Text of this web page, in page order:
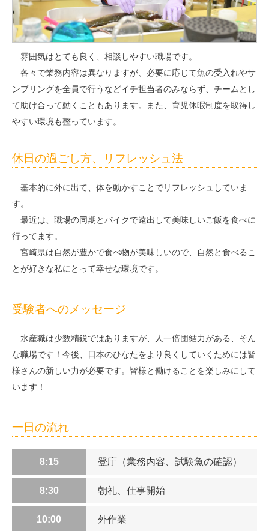
雰囲気はとても良く、相談しやすい職場です。
各々で業務内容は異なりますが、必要に応じて魚の受入れやサ
ンプリングを全員で行うなどイチ担当者のみならず、チームとし
て助け合って動くこともあります。また、育児休暇制度を取得し
やすい環境も整っています。
休日の過ごし方、リフレッシュ法
基本的に外に出て、体を動かすことでリフレッシュしていま
す。
最近は、職場の同期とバイクで遠出して美味しいご飯を食べに
行ってます。
宮崎県は自然が豊かで食べ物が美味しいので、自然と食べるこ
とが好きな私にとって幸せな環境です。
受験者へのメッセージ
水産職は少数精鋭ではありますが、人一倍団結力がある、そん
な職場です！今後、日本のひなたをより良くしていくためには皆
様さんの新しい力が必要です。皆様と働けることを楽しみにして
います！
一日の流れ
8:15 登庁（業務内容、試験魚の確認）
8:30 朝礼、仕事開始
10:00 外作業